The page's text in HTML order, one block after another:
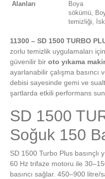
Alanları
Boya
sökümü,
temizliği,
11300 – SD 1500 TURBO
zorlu temizlik uygulamaları
güvenilir bir oto yıkama
ayarlanabilir çalışma
debisi sayesinde gemi ve
şartlarda etkili performans
SD 1500
Soğuk 150
SD 1500 Turbo Plus basınçlı
60 Hz trifaze motoru ile
basıncı sağlar. 450–900 litre/